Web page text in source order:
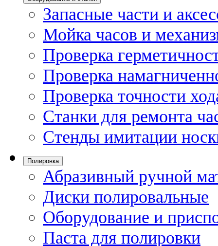
Запасные части и
Мойка часов и
Проверка
Проверка
Проверка точности
Станки для ремонта
Стенды имитации
Полировка
Абразивный ручной
Диски полировальные
Оборудование и
Паста для полировки